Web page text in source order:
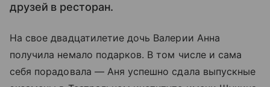
друзей в ресторан.
На свое двадцатилетие дочь Валерии Анна
получила немало подарков. В том числе и сама
себя порадовала — Аня успешно сдала выпускные